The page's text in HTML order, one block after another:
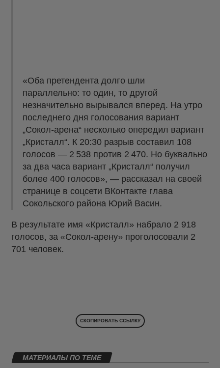
«Оба претендента долго шли
параллельно: то один, то другой
незначительно вырывался вперед. На утро
последнего дня голосования вариант
„Сокол-арена“ несколько опередил вариант
„Кристалл“. К 20:30 разрыв составил 108
голосов — 2 538 против 2 470. Но буквально
за два часа вариант „Кристалл“ получил
более 400 голосов», — рассказал на своей
странице в соцсети ВКонтакте глава
Сокольского района Юрий Васин.
В результате имя «Кристалл» набрало 2 918
голосов, за «Сокол-арену» проголосовали 2
701 человек.
СКОПИРОВАТЬ ССЫЛКУ
МАТЕРИАЛЫ ПО ТЕМЕ